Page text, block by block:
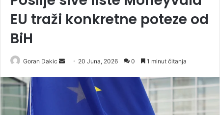
EU traži konkretne poteze od
BiH
Goran Dakic 20 Juna, 2026 0 1 minut čitanja